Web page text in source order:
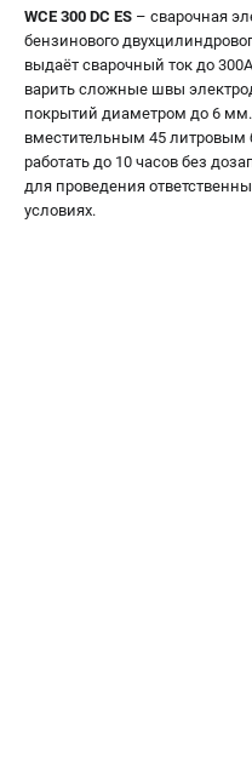
пн-пт -
сб - с
вс -
+7
WCE 300 DC ES – сварочная
бензинового
выдаёт сварочный ток до
варить сложные швы
покрытий диаметром до 6
вместительным 45 литровым
работать до 10 часов без
для проведения
условиях.